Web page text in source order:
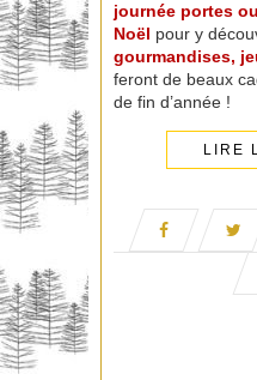
journée portes
Noël pour y
gourmandises,
feront de beaux
de fin d’année !
LIRE